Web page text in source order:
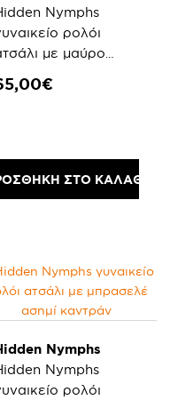
Nymphs
ρολόι
με μαύρο
ΣΤΟ ΚΑΛΑΘΙ
Nymphs
Nymphs
ρολόι